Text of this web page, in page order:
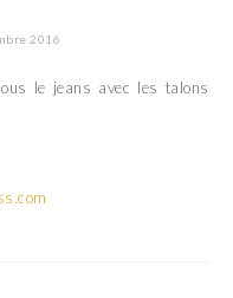
2016
le jeans avec les talons